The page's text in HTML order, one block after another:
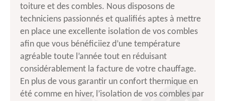
toiture et des combles. Nous disposons de
techniciens passionnés et qualifiés aptes à mettre
en place une excellente isolation de vos combles
afin que vous bénéficiiez d’une température
agréable toute l’année tout en réduisant
considérablement la facture de votre chauffage.
En plus de vous garantir un confort thermique en
été comme en hiver, l’isolation de vos combles par